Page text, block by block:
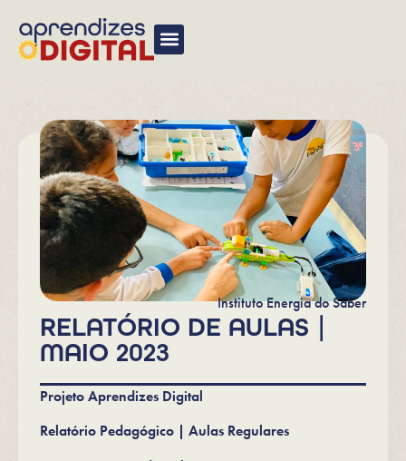
Instituto Energia do Saber
RELATÓRIO DE AULAS |
MAIO 2023
Projeto Aprendizes Digital
Relatório Pedagógico | Aulas Regulares